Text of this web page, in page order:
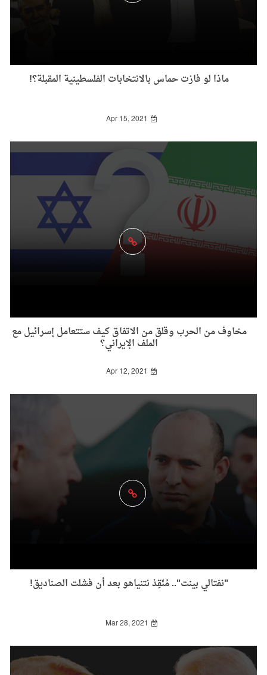
ماذا لو فازت حماس بالانتخابات الفلسطينية المقبلة؟!
Apr 15, 2021
مخاوف من الحرب وقلق من الاتفاق كيف ستتعامل إسرائيل مع
الملف الإيراني؟
Apr 12, 2021
"نفتالي بينت".. مُنّقِذ نتنياهو بعد أن فشلت الصناديق!
Mar 28, 2021